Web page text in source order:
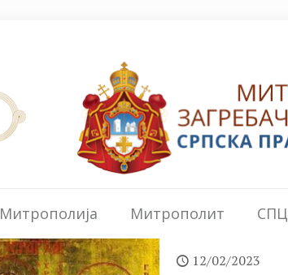
Митрополија Митрополит СПЦ
12/02/2023